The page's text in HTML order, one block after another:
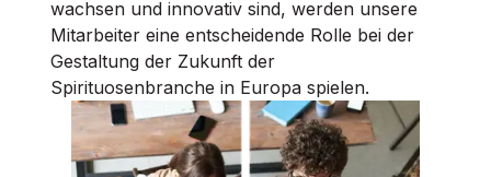
wachsen und innovativ sind, werden unsere
Mitarbeiter eine entscheidende Rolle bei der
Gestaltung der Zukunft der
Spirituosenbranche in Europa spielen.